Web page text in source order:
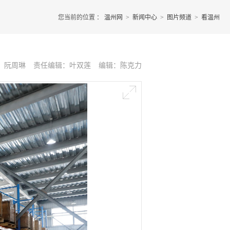
您当前的位置 ： 温州网 > 新闻中心 > 图片频道 > 看温州
阮周琳 责任编辑：叶双莲 编辑：陈克力